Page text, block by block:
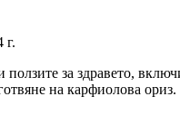
г.
за здравето,
на карфиолова ориз.